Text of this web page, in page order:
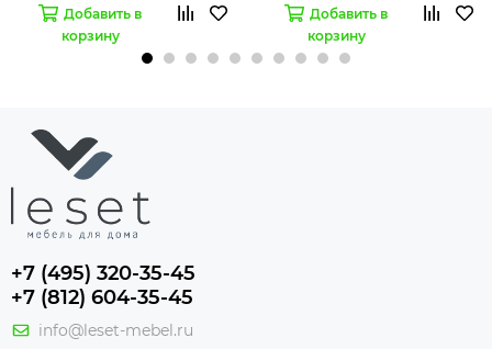
Добавить в
корзину
Добавить в
корзину
+7 (495) 320-35-45
+7 (812) 604-35-45
info@leset-mebel.ru